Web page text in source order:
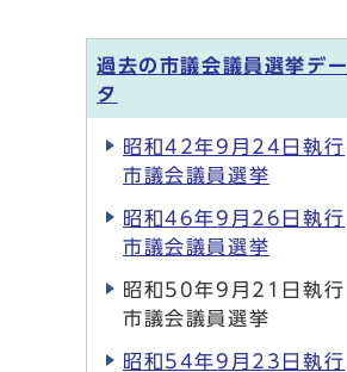
過去の市議会議員選挙デー
タ
昭和42年9月24日執行
市議会議員選挙
昭和46年9月26日執行
市議会議員選挙
昭和50年9月21日執行
市議会議員選挙
昭和54年9月23日執行